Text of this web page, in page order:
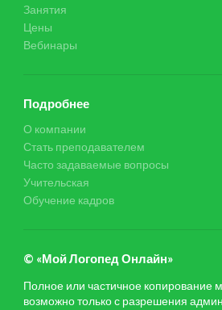
Занятия
Цены
Вебинары
Подробнее
О компании
Стать преподавателем
Часто задаваемые вопросы
Учительская
Обучение кадров
© «Мой Логопед Онлайн»
Полное или частичное копирование
возможно только с разрешения